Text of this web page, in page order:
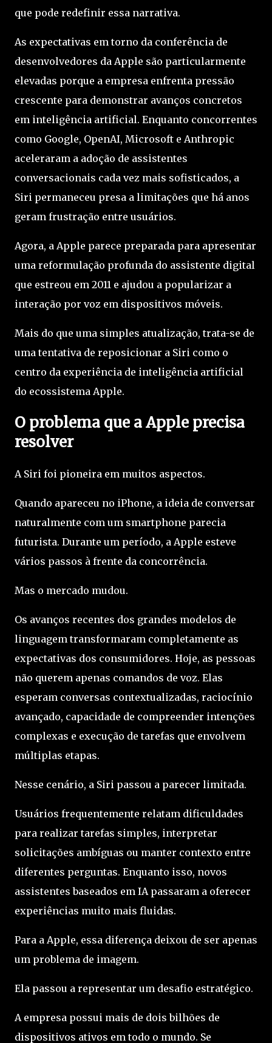
que pode redefinir essa narrativa.
As expectativas em torno da conferência de
desenvolvedores da Apple são particularmente
elevadas porque a empresa enfrenta pressão
crescente para demonstrar avanços concretos
em inteligência artificial. Enquanto concorrentes
como Google, OpenAI, Microsoft e Anthropic
aceleraram a adoção de assistentes
conversacionais cada vez mais sofisticados, a
Siri permaneceu presa a limitações que há anos
geram frustração entre usuários.
Agora, a Apple parece preparada para apresentar
uma reformulação profunda do assistente digital
que estreou em 2011 e ajudou a popularizar a
interação por voz em dispositivos móveis.
Mais do que uma simples atualização, trata-se de
uma tentativa de reposicionar a Siri como o
centro da experiência de inteligência artificial
do ecossistema Apple.
O problema que a Apple precisa
resolver
A Siri foi pioneira em muitos aspectos.
Quando apareceu no iPhone, a ideia de conversar
naturalmente com um smartphone parecia
futurista. Durante um período, a Apple esteve
vários passos à frente da concorrência.
Mas o mercado mudou.
Os avanços recentes dos grandes modelos de
linguagem transformaram completamente as
expectativas dos consumidores. Hoje, as pessoas
não querem apenas comandos de voz. Elas
esperam conversas contextualizadas, raciocínio
avançado, capacidade de compreender intenções
complexas e execução de tarefas que envolvem
múltiplas etapas.
Nesse cenário, a Siri passou a parecer limitada.
Usuários frequentemente relatam dificuldades
para realizar tarefas simples, interpretar
solicitações ambíguas ou manter contexto entre
diferentes perguntas. Enquanto isso, novos
assistentes baseados em IA passaram a oferecer
experiências muito mais fluidas.
Para a Apple, essa diferença deixou de ser apenas
um problema de imagem.
Ela passou a representar um desafio estratégico.
A empresa possui mais de dois bilhões de
dispositivos ativos em todo o mundo. Se